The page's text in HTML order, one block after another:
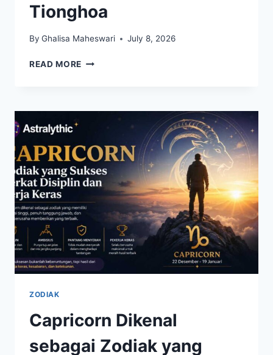
Tionghoa
By Ghalisa Maheswari July 8, 2026
READ MORE SHIO
KERJA
KETEKUNAN
DALAM
TRADISI
TIONGHOA
ZODIAK
Capricorn Dikenal
sebagai Zodiak yang